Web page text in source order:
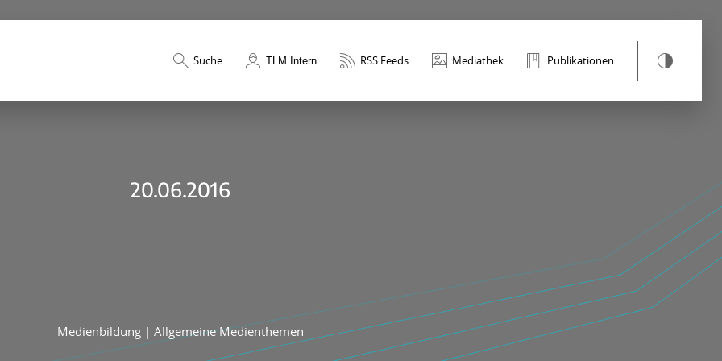
Suche TLM Intern RSS Feeds Mediathek Publikationen
20.06.2016
Medienbildung | Allgemeine Medienthemen